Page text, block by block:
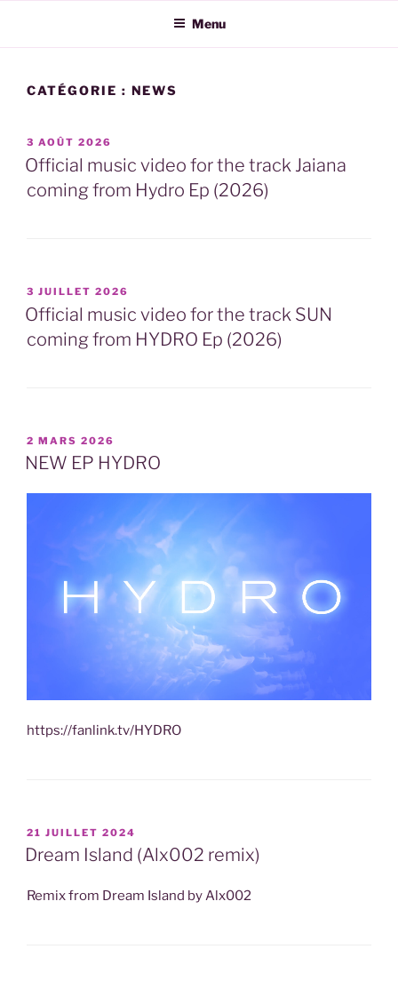
contenu
Menu
CATÉGORIE : NEWS
PUBLIÉ
LE
3 AOÛT 2026
Official music video for the track Jaiana
coming from Hydro Ep (2026)
PUBLIÉ
LE
3 JUILLET 2026
Official music video for the track SUN
coming from HYDRO Ep (2026)
PUBLIÉ
LE
2 MARS 2026
NEW EP HYDRO
https://fanlink.tv/HYDRO
PUBLIÉ
LE
21 JUILLET 2024
Dream Island (Alx002 remix)
Remix from Dream Island by Alx002